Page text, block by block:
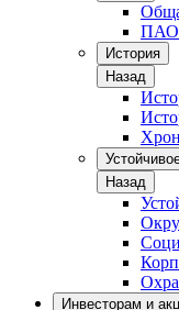
ПАО
История
Назад
Назад
Инвесторам и